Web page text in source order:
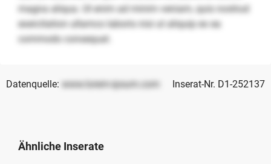
magna aliqua. Ut enim ad minim veniam, quis nostrud
exercitation ullamco laboris nisi ut aliquip ex ea
commodo consequat.
Datenquelle: www.lorem-ipsum.com Inserat-Nr. D1-252137
Ähnliche Inserate